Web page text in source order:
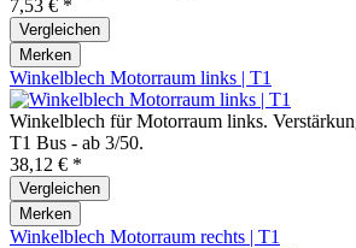
7,53 € *
Vergleichen
Merken
Winkelblech Motorraum links | T1
Winkelblech für Motorraum links.
T1 Bus - ab 3/50.
38,12 € *
Vergleichen
Merken
Winkelblech Motorraum rechts | T1